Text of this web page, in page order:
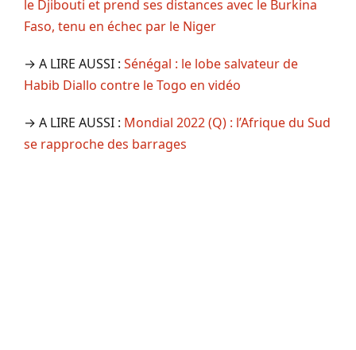
le Djibouti et prend ses distances avec le Burkina
Faso, tenu en échec par le Niger
→ A LIRE AUSSI : Sénégal : le lobe salvateur de
Habib Diallo contre le Togo en vidéo
→ A LIRE AUSSI : Mondial 2022 (Q) : l’Afrique du Sud
se rapproche des barrages